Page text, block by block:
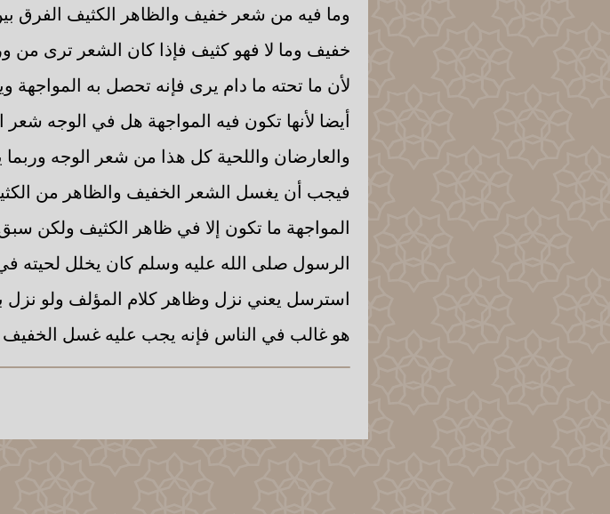
وما فيه من شعر خفيف والظاهر الكثيف الفرق
خفيف وما لا فهو كثيف فإذا كان الشعر ترى من
لأن ما تحته ما دام يرى فإنه تحصل به
أيضا لأنها تكون فيه المواجهة هل في الوجه شعر
والعارضان واللحية كل هذا من شعر الوجه
فيجب أن يغسل الشعر الخفيف والظاهر من
المواجهة ما تكون إلا في ظاهر الكثيف ولكن
الرسول صلى الله عليه وسلم كان يخلل لحيته
استرسل يعني نزل وظاهر كلام المؤلف ولو نزل
هو غالب في الناس فإنه يجب عليه غسل